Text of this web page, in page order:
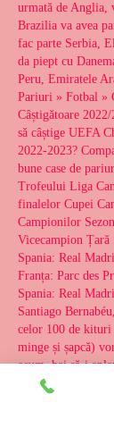
urmată de Anglia,
Brazilia va avea
fac parte Serbia,
da piept cu
Peru, Emiratele
Pariuri » Fotbal »
Câștigătoare
să câștige UEFA
2022-2023?
bune case de
Trofeului Liga
finalelor Cupei
Campionilor
Vicecampion Țară
Spania: Real
Franța: Parc des
Spania: Real
Santiago
celor 100 de kituri
minge și șapcă)
acum, hai să-i
câștigătorii